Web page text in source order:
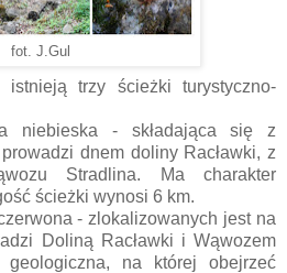
fot. J.Gul
istnieją trzy ścieżki turystyczno-
niebieska - składająca się z
dnem doliny Racławki, z
Stradlina. Ma charakter
ścieżki wynosi 6 km.
- zlokalizowanych jest na
Doliną Racławki i Wąwozem
na której obejrzeć